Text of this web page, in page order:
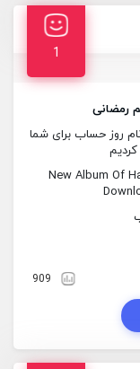
1
رمضانی
روز حساب برای شما
کردیم
New Album Of
909